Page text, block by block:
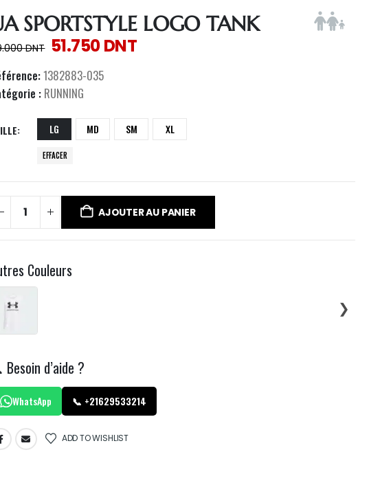
SPORTSTYLE LOGO TANK
DNT 51.750DNT
1382883-035
: RUNNING
LG MD SM XL
EFFACER
AJOUTER AU PANIER
Couleurs
❯
Besoin d’aide ?
WhatsApp 📞 +21629533214
ADD TO WISHLIST